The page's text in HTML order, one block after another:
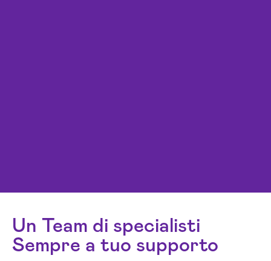
Un Team di specialisti
Sempre a tuo supporto